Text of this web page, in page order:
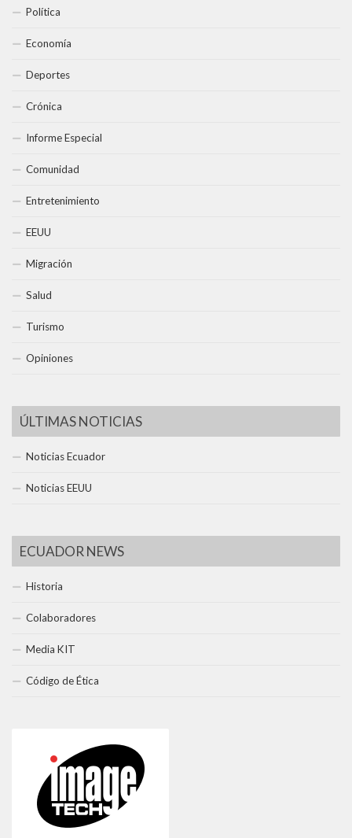
Política
Economía
Deportes
Crónica
Informe Especial
Comunidad
Entretenimiento
EEUU
Migración
Salud
Turismo
Opiniones
ÚLTIMAS NOTICIAS
Noticias Ecuador
Noticias EEUU
ECUADOR NEWS
Historia
Colaboradores
Media KIT
Código de Ética